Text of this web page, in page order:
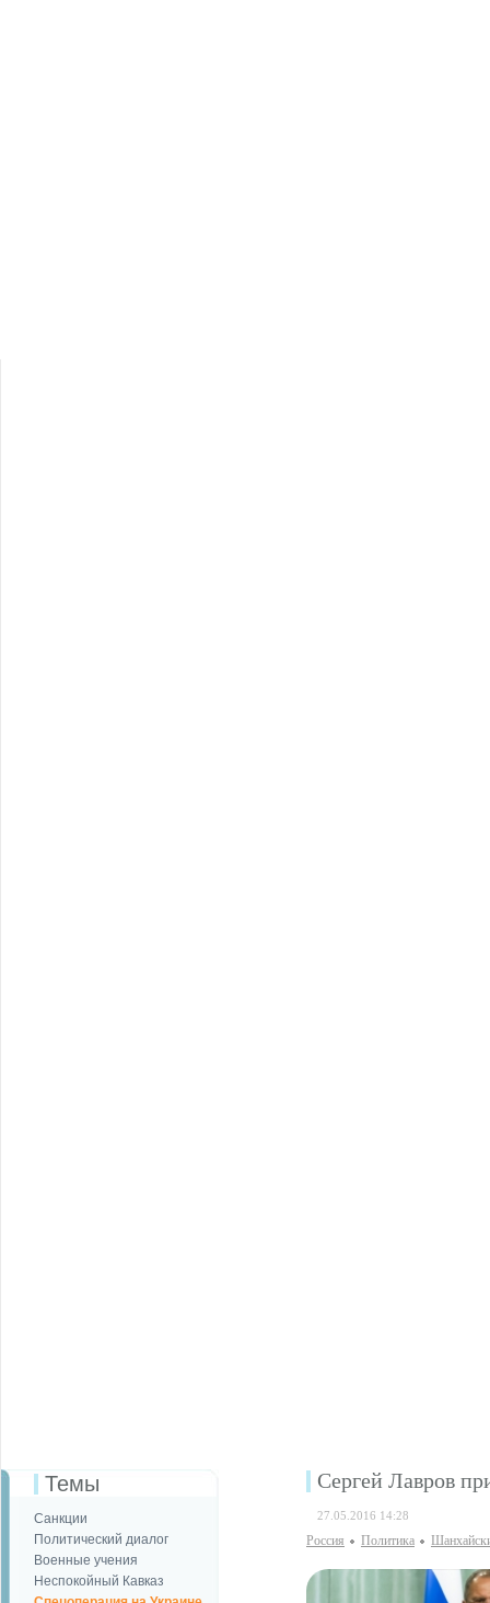
Темы
Санкции
Политический диалог
Военные учения
Неспокойный Кавказ
Сергей Лавров
27.05.2016 14:28
Россия Политика